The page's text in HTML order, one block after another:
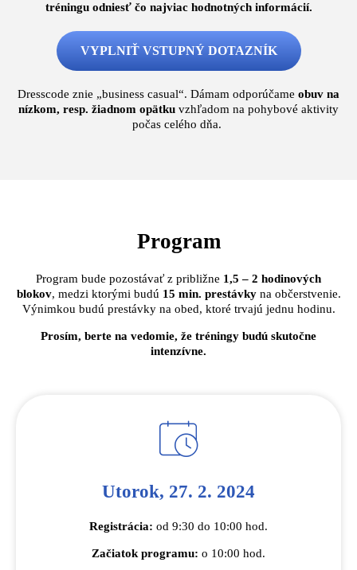
tréningu odniesť čo najviac hodnotných informácií.
VYPLNIŤ VSTUPNÝ DOTAZNÍK
Dresscode znie „business casual“. Dámam odporúčame obuv na
nízkom, resp. žiadnom opätku vzhľadom na pohybové aktivity
počas celého dňa.
Program
Program bude pozostávať z približne 1,5 – 2 hodinových
blokov, medzi ktorými budú 15 min. prestávkyna občerstvenie.
Výnimkou budú prestávky na obed, ktoré trvajú jednu hodinu.
Prosím, berte na vedomie, že tréningy budú skutočne
intenzívne.
Utorok, 27. 2. 2024
Registrácia: od 9:30 do 10:00 hod.
Začiatok programu: o 10:00 hod.